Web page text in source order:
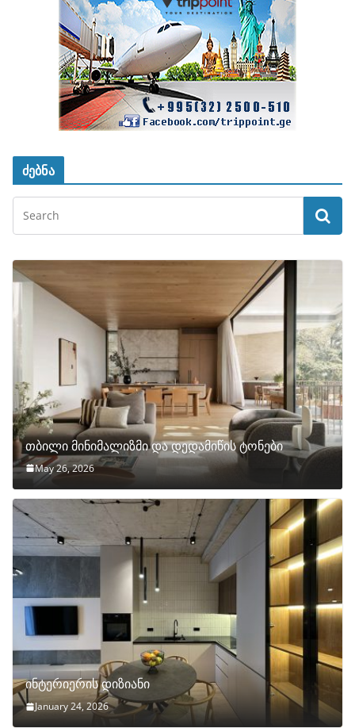
ძებნა
თბილი მინიმალიზმი და დედამიწის ტონები
May 26, 2026
ინტერიერის დიზიანი
January 24, 2026